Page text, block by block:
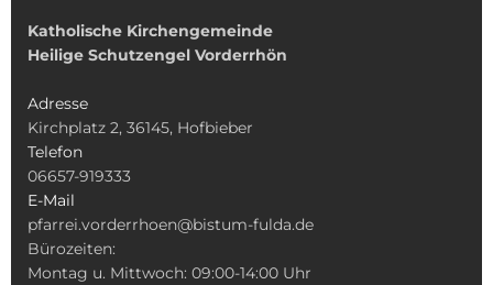
Katholische Kirchengemeinde
Heilige Schutzengel Vorderrhön
Adresse
Kirchplatz 2, 36145, Hofbieber
Telefon
06657-919333
E-Mail
pfarrei.vorderrhoen@bistum-fulda.de
Bürozeiten:
Montag u. Mittwoch: 09:00-14:00 Uhr